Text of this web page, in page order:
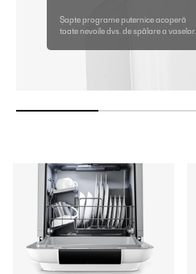
Șapte programe puternice acoperă
toate nevoile dvs. de spălare a vaselor.